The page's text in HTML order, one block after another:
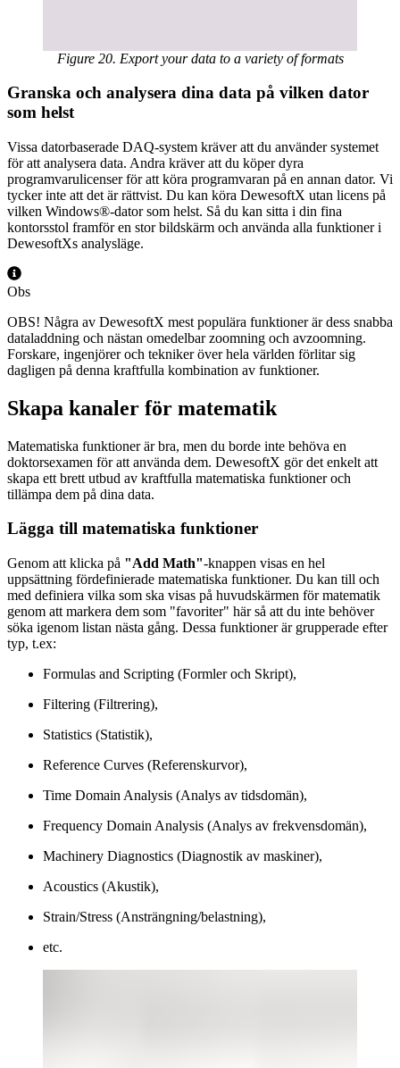
Figure 20. Export your data to a variety of formats
Granska och analysera dina data på vilken dator
som helst
Vissa datorbaserade DAQ-system kräver att du använder systemet
för att analysera data. Andra kräver att du köper dyra
programvarulicenser för att köra programvaran på en annan dator. Vi
tycker inte att det är rättvist. Du kan köra DewesoftX utan licens på
vilken Windows®-dator som helst. Så du kan sitta i din fina
kontorsstol framför en stor bildskärm och använda alla funktioner i
DewesoftXs analysläge.
Obs
OBS! Några av DewesoftX mest populära funktioner är dess snabba
dataladdning och nästan omedelbar zoomning och avzoomning.
Forskare, ingenjörer och tekniker över hela världen förlitar sig
dagligen på denna kraftfulla kombination av funktioner.
Skapa kanaler för matematik
Matematiska funktioner är bra, men du borde inte behöva en
doktorsexamen för att använda dem. DewesoftX gör det enkelt att
skapa ett brett utbud av kraftfulla matematiska funktioner och
tillämpa dem på dina data.
Lägga till matematiska funktioner
Genom att klicka på "Add Math"-knappen visas en hel
uppsättning fördefinierade matematiska funktioner. Du kan till och
med definiera vilka som ska visas på huvudskärmen för matematik
genom att markera dem som "favoriter" här så att du inte behöver
söka igenom listan nästa gång. Dessa funktioner är grupperade efter
typ, t.ex:
Formulas and Scripting (Formler och Skript),
Filtering (Filtrering),
Statistics (Statistik),
Reference Curves (Referenskurvor),
Time Domain Analysis (Analys av tidsdomän),
Frequency Domain Analysis (Analys av frekvensdomän),
Machinery Diagnostics (Diagnostik av maskiner),
Acoustics (Akustik),
Strain/Stress (Ansträngning/belastning),
etc.